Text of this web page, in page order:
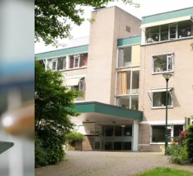
Switzerland
United Kingdom